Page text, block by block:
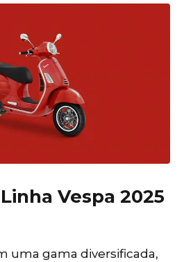
Vespa 2025
uma gama diversificada,